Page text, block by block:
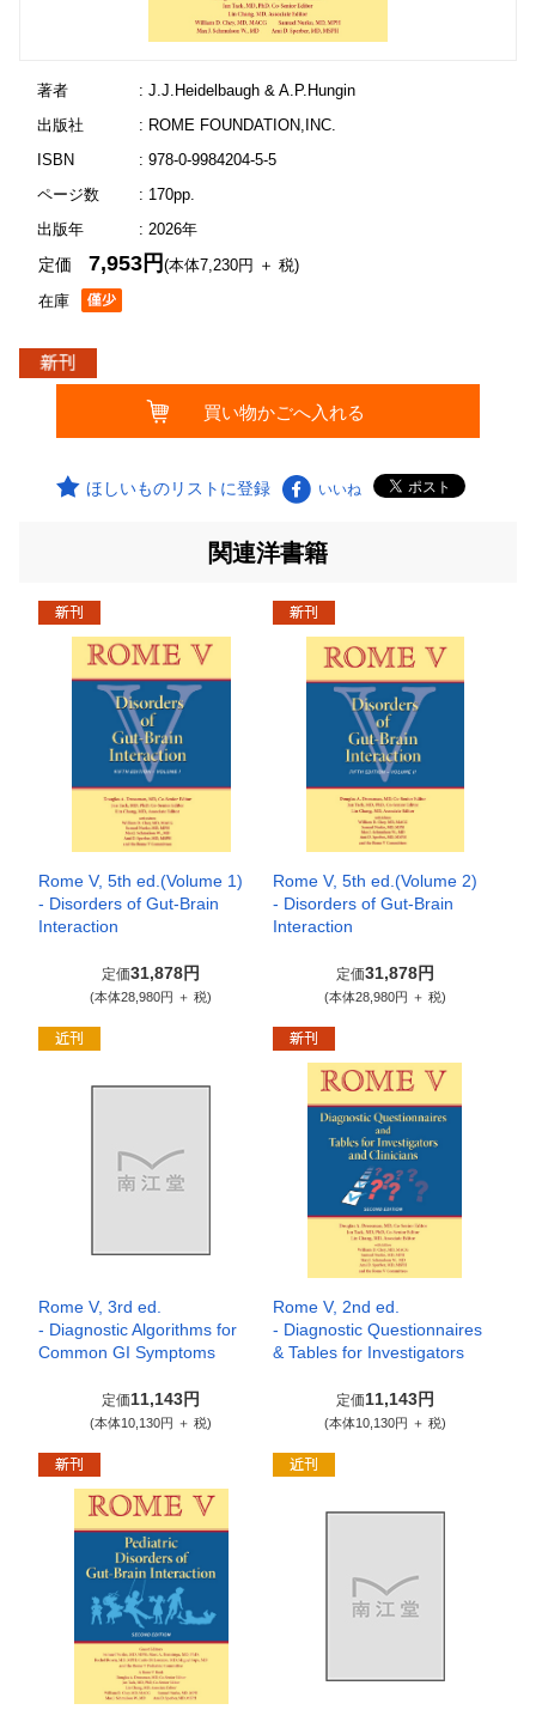
著者
: J.J.Heidelbaugh & A.P.Hungin
出版社
: ROME FOUNDATION,INC.
ISBN
: 978-0-9984204-5-5
ページ数
: 170pp.
出版年
: 2026年
在庫
定価7,953円(本体7,230円 ＋ 税)
ほしいものリストに登録 いいね
関連洋書籍
Rome V, 5th ed.(Volume 1)
- Disorders of Gut-Brain
Interaction
定価31,878円
(本体28,980円 ＋ 税)
Rome V, 5th ed.(Volume 2)
- Disorders of Gut-Brain
Interaction
定価31,878円
(本体28,980円 ＋ 税)
Rome V, 3rd ed.
- Diagnostic Algorithms for
Common GI Symptoms
定価11,143円
(本体10,130円 ＋ 税)
Rome V, 2nd ed.
- Diagnostic Questionnaires
& Tables for Investigators
定価11,143円
(本体10,130円 ＋ 税)